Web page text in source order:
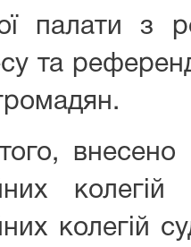
палати з
та
колегій